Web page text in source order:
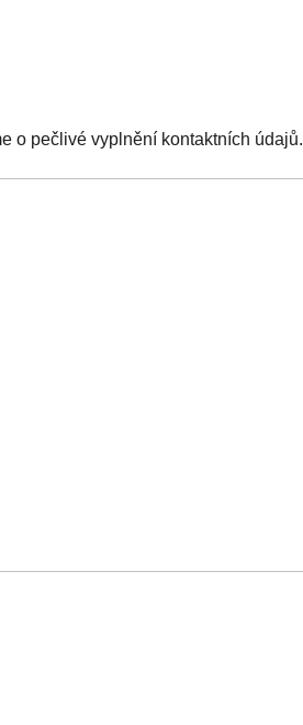
o pečlivé vyplnění kontaktních údajů.